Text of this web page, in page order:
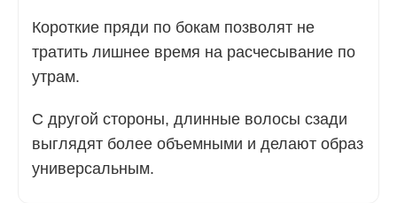
Короткие пряди по бокам позволят не
тратить лишнее время на расчесывание по
утрам.
С другой стороны, длинные волосы сзади
выглядят более объемными и делают образ
универсальным.